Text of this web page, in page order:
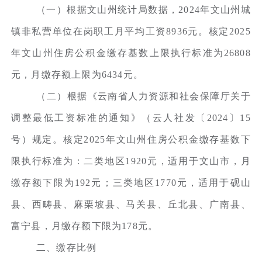
（一）根据文山州统计局数据，2024年文山州城
镇非私营单位在岗职工月平均工资8936元。核定2025
年文山州住房公积金缴存基数上限执行标准为26808
元，月缴存额上限为6434元。
（二）根据《云南省人力资源和社会保障厅关于
调整最低工资标准的通知》（云人社发〔2024〕15
号）规定。核定2025年文山州住房公积金缴存基数下
限执行标准为：二类地区1920元，适用于文山市，月
缴存额下限为192元；三类地区1770元，适用于砚山
县、西畴县、麻栗坡县、马关县、丘北县、广南县、
富宁县，月缴存额下限为178元。
二、缴存比例